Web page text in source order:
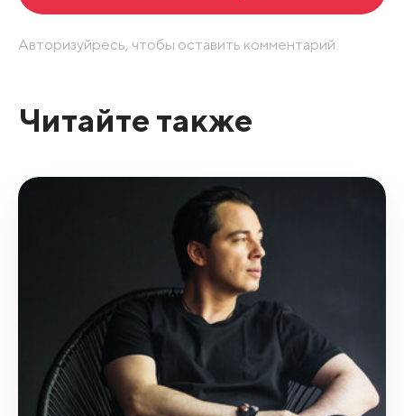
Авторизуйресь, чтобы оставить комментарий.
Читайте также